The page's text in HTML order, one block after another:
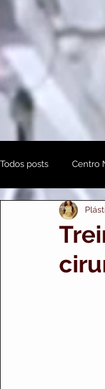
Todos posts Centro
Estética & Beleza
Plástica e Forma